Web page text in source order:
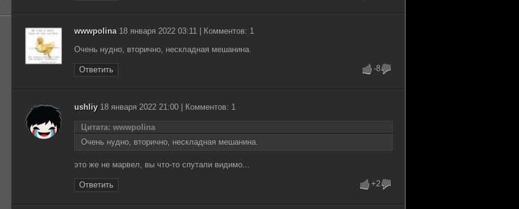
wwwpolina18 января 2022 03:11 | Комментов: 1
Очень нудно, вторично, нескладная мешанина.
Ответить -8
ushliy18 января 2022 21:00 | Комментов: 1
Цитата: wwwpolina
Очень нудно, вторично, нескладная мешанина.
это же не марвел, вы что-то спутали видимо...
Ответить +2